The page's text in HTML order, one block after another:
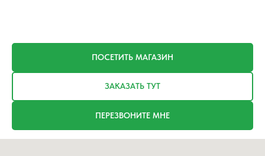
ПОСЕТИТЬ МАГАЗИН
ЗАКАЗАТЬ ТУТ
ПЕРЕЗВОНИТЕ МНЕ